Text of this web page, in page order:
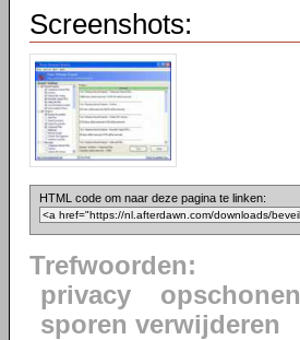
Screenshots:
HTML code om naar deze pagina te linken:
Trefwoorden:
privacy
opschonen
sporen verwijderen